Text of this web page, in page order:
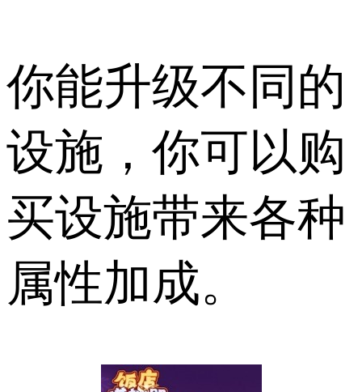
你能升级不同的
设施，你可以购
买设施带来各种
属性加成。